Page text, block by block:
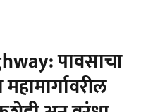
पावसाचा